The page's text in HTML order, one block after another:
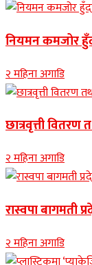
नियमन कमजोर
२ महिना अगाडि
छात्रवृत्ती
२ महिना अगाडि
रास्वपा बागमती
२ महिना अगाडि